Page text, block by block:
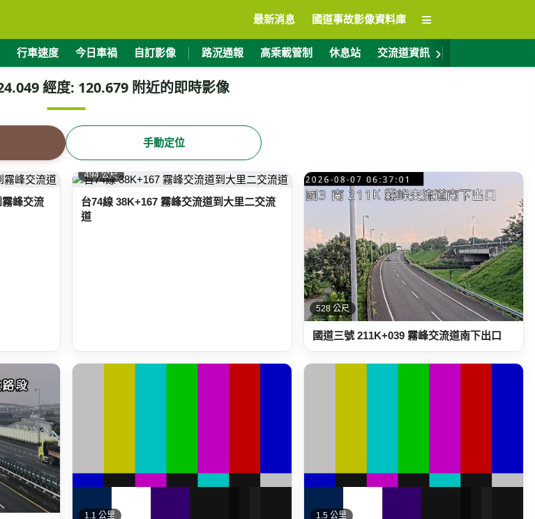
最新消息 國道事故影像資料庫 ≡
行車速度 今日車禍 自訂影像 路況通報 高乘載管制 休息站 交流道資訊 ›
經度: 120.679 附近的即時影像
手動定位
峰交流
494 公尺
台74線 38K+167 霧峰交流道到大里二交流
道
528 公尺
國道三號 211K+039 霧峰交流道南下出口
1.1 公里